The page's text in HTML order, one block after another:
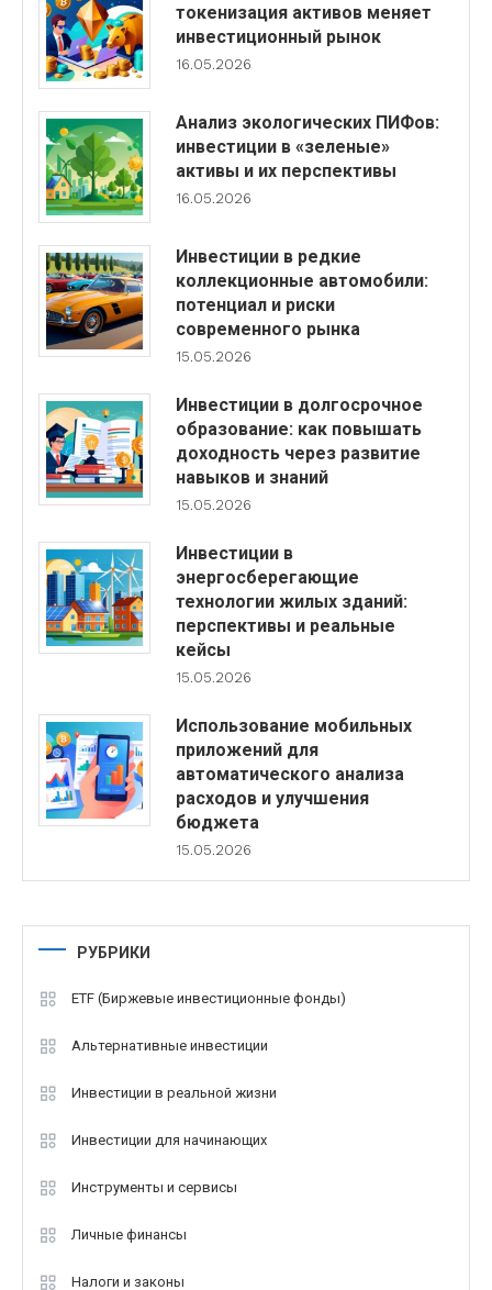
токенизация активов меняет
инвестиционный рынок
16.05.2026
Анализ экологических ПИФов:
инвестиции в «зеленые»
активы и их перспективы
16.05.2026
Инвестиции в редкие
коллекционные автомобили:
потенциал и риски
современного рынка
15.05.2026
Инвестиции в долгосрочное
образование: как повышать
доходность через развитие
навыков и знаний
15.05.2026
Инвестиции в
энергосберегающие
технологии жилых зданий:
перспективы и реальные
кейсы
15.05.2026
Использование мобильных
приложений для
автоматического анализа
расходов и улучшения
бюджета
15.05.2026
РУБРИКИ
ETF (Биржевые инвестиционные фонды)
Альтернативные инвестиции
Инвестиции в реальной жизни
Инвестиции для начинающих
Инструменты и сервисы
Личные финансы
Налоги и законы